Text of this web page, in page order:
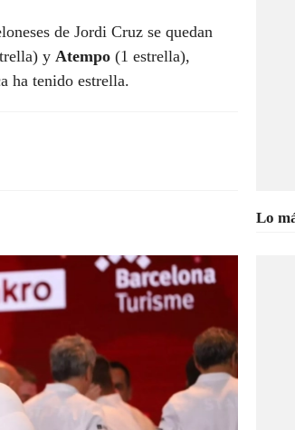
de Jordi Cruz se quedan
y Atempo (1 estrella),
ha tenido estrella.
Lo